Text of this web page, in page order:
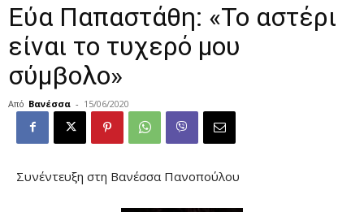
Εύα Παπαστάθη: «Το αστέρι
είναι το τυχερό μου
σύμβολο»
Από Βανέσσα - 15/06/2020
Συνέντευξη στη Βανέσσα Πανοπούλου